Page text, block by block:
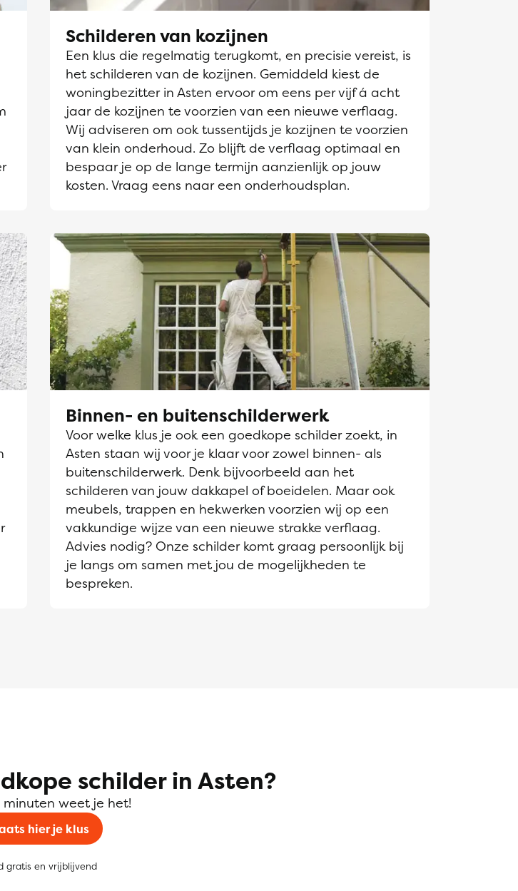
Schilderen van kozijnen
Een klus die regelmatig terugkomt, en precisie vereist, is
het schilderen van de kozijnen. Gemiddeld kiest de
woningbezitter in Asten ervoor om eens per vijf á acht
jaar de kozijnen te voorzien van een nieuwe verflaag.
Wij adviseren om ook tussentijds je kozijnen te voorzien
van klein onderhoud. Zo blijft de verflaag optimaal en
bespaar je op de lange termijn aanzienlijk op jouw
kosten. Vraag eens naar een onderhoudsplan.
Binnen- en buitenschilderwerk
Voor welke klus je ook een goedkope schilder zoekt, in
Asten staan wij voor je klaar voor zowel binnen- als
buitenschilderwerk. Denk bijvoorbeeld aan het
schilderen van jouw dakkapel of boeidelen. Maar ook
meubels, trappen en hekwerken voorzien wij op een
vakkundige wijze van een nieuwe strakke verflaag.
Advies nodig? Onze schilder komt graag persoonlijk bij
je langs om samen met jou de mogelijkheden te
bespreken.
schilder in Asten?
minuten weet je het!
hier je klus
gratis en vrijblijvend